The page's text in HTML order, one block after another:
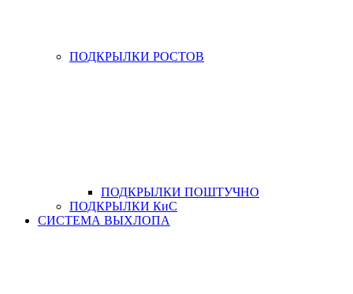
ПОДКРЫЛКИ РОСТОВ
ПОДКРЫЛКИ ПОШТУЧНО
ПОДКРЫЛКИ КиС
СИСТЕМА ВЫХЛОПА